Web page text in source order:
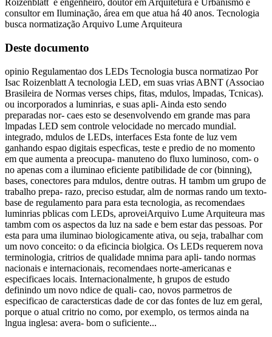
Roizenblatt é engenheiro, doutor em Arquitetura e Urbanismo e
consultor em Iluminação, área em que atua há 40 anos. Tecnologia
busca normatização Arquivo Lume Arquiteura
Deste documento
opinio Regulamentao dos LEDs Tecnologia busca normatizao Por
Isac Roizenblatt A tecnologia LED, em suas vrias ABNT (Associao
Brasileira de Normas verses chips, fitas, mdulos, lmpadas, Tcnicas).
ou incorporados a luminrias, e suas apli- Ainda esto sendo
preparadas nor- caes esto se desenvolvendo em grande mas para
lmpadas LED sem controle velocidade no mercado mundial.
integrado, mdulos de LEDs, interfaces Esta fonte de luz vem
ganhando espao digitais especficas, teste e predio de no momento
em que aumenta a preocupa- manuteno do fluxo luminoso, com- o
no apenas com a iluminao eficiente patibilidade de cor (binning),
bases, conectores para mdulos, dentre outras. H tambm um grupo de
trabalho prepa- razo, preciso estudar, alm de normas rando um texto-
base de regulamento para para esta tecnologia, as recomendaes
luminrias pblicas com LEDs, aproveiArquivo Lume Arquiteura mas
tambm com os aspectos da luz na sade e bem estar das pessoas. Por
esta para uma iluminao biologicamente ativa, ou seja, trabalhar com
um novo conceito: o da eficincia biolgica. Os LEDs requerem nova
terminologia, critrios de qualidade mnima para apli- tando normas
nacionais e internacionais, recomendaes norte-americanas e
especificaes locais. Internacionalmente, h grupos de estudo
definindo um novo ndice de quali- cao, novos parmetros de
especificao de caractersticas dade de cor das fontes de luz em geral,
porque o atual critrio no como, por exemplo, os termos ainda na
lngua inglesa: avera- bom o suficiente...